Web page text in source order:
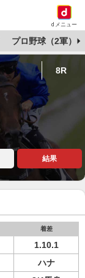
dメニュー
プロ野球（2軍）
8R
結果
着差
1.10.1
ハナ